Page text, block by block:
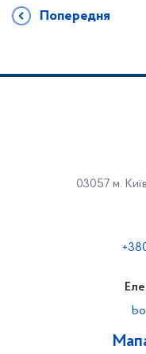
Попередня
03057 м.